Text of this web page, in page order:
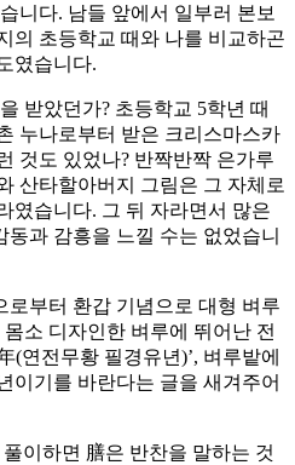
니다. 남들 앞에서 일부러 본보
의 초등학교 때와 나를 비교하곤
였습니다.
받았던가? 초등학교 5학년 때
누나로부터 받은 크리스마스카
것도 있었나? 반짝반짝 은가루
산타할아버지 그림은 그 자체로
였습니다. 그 뒤 자라면서 많은
과 감흥을 느낄 수는 없었습니
로부터 환갑 기념으로 대형 벼루
소 디자인한 벼루에 뛰어난 전
(연전무황 필경유년)’, 벼루밭에
이기를 바란다는 글을 새겨주어
이하면 膳은 반찬을 말하는 것